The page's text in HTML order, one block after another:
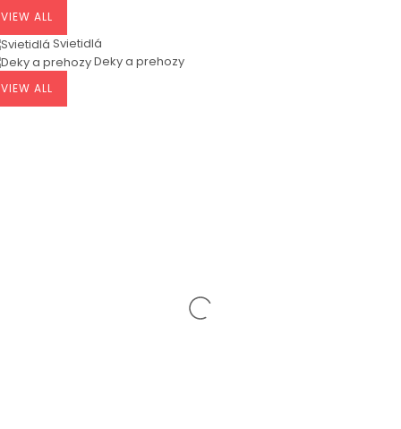
VIEW ALL
Svietidlá
Deky a prehozy
VIEW ALL